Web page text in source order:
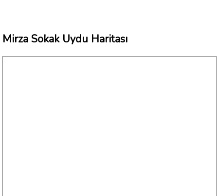
Mirza Sokak Uydu Haritası